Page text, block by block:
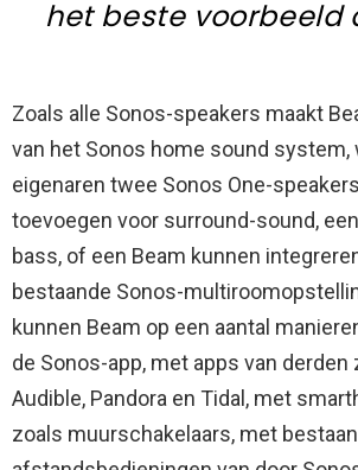
het beste voorbeeld
Zoals alle Sonos-speakers maakt
van het Sonos home sound system,
eigenaren twee Sonos One-
toevoegen voor surround-sound,
bass, of een Beam kunnen
bestaande Sonos-
kunnen Beam op een aantal
de Sonos-app, met apps van derden
Audible, Pandora en Tidal, met
zoals muurschakelaars, met